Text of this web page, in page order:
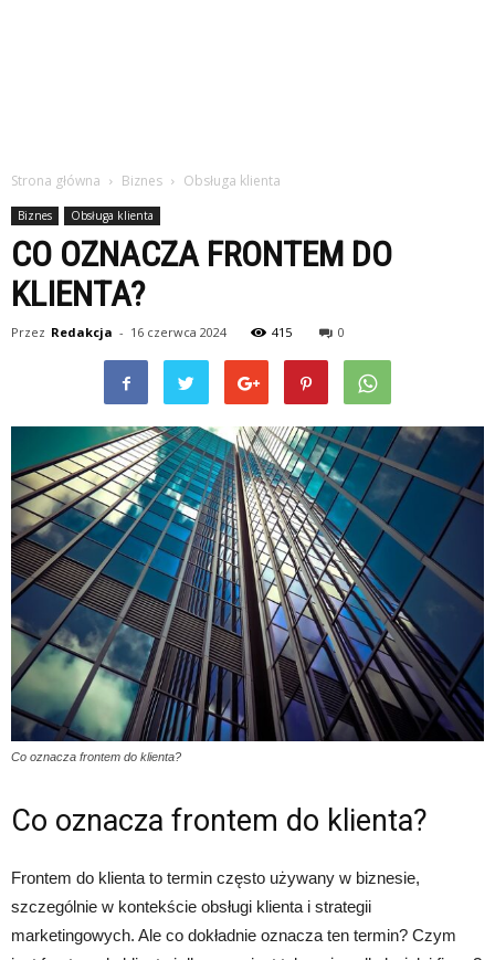
Strona główna Biznes Obsługa klienta
Biznes Obsługa klienta
CO OZNACZA FRONTEM DO
KLIENTA?
Przez Redakcja - 16 czerwca 2024 415 0
Co oznacza frontem do klienta?
Co oznacza frontem do klienta?
Frontem do klienta to termin często używany w biznesie,
szczególnie w kontekście obsługi klienta i strategii
marketingowych. Ale co dokładnie oznacza ten termin? Czym